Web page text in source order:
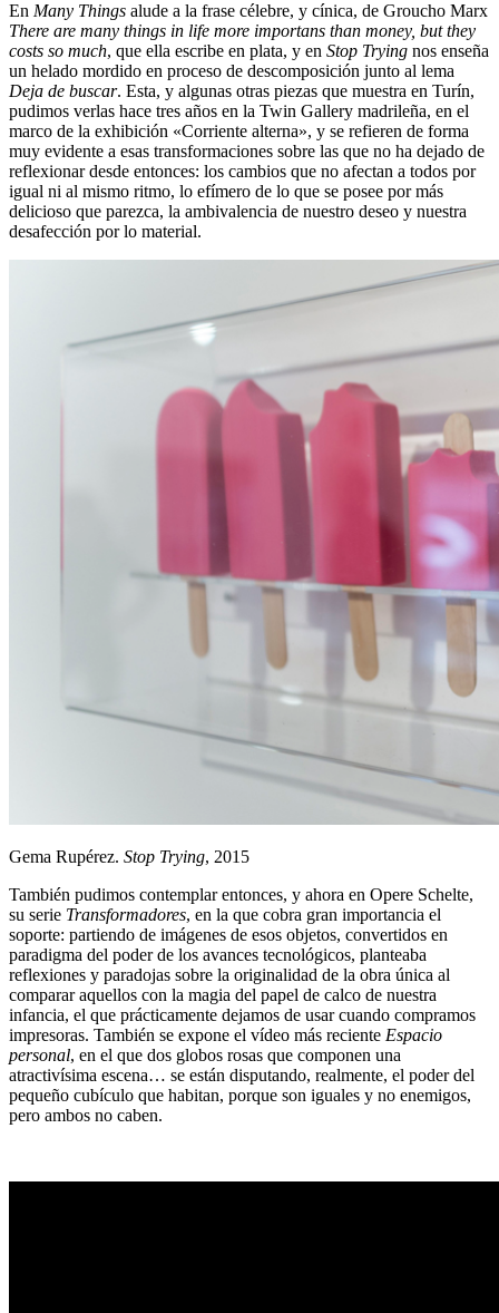
En Many Things alude a la frase célebre, y cínica, de Groucho Marx
There are many things in life more importans than money, but they
costs so much, que ella escribe en plata, y en Stop Trying nos enseña
un helado mordido en proceso de descomposición junto al lema
Deja de buscar. Esta, y algunas otras piezas que muestra en Turín,
pudimos verlas hace tres años en la Twin Gallery madrileña, en el
marco de la exhibición «Corriente alterna», y se refieren de forma
muy evidente a esas transformaciones sobre las que no ha dejado de
reflexionar desde entonces: los cambios que no afectan a todos por
igual ni al mismo ritmo, lo efímero de lo que se posee por más
delicioso que parezca, la ambivalencia de nuestro deseo y nuestra
desafección por lo material.
Gema Rupérez. Stop Trying, 2015
También pudimos contemplar entonces, y ahora en Opere Schelte,
su serie Transformadores, en la que cobra gran importancia el
soporte: partiendo de imágenes de esos objetos, convertidos en
paradigma del poder de los avances tecnológicos, planteaba
reflexiones y paradojas sobre la originalidad de la obra única al
comparar aquellos con la magia del papel de calco de nuestra
infancia, el que prácticamente dejamos de usar cuando compramos
impresoras. También se expone el vídeo más reciente Espacio
personal, en el que dos globos rosas que componen una
atractivísima escena… se están disputando, realmente, el poder del
pequeño cubículo que habitan, porque son iguales y no enemigos,
pero ambos no caben.